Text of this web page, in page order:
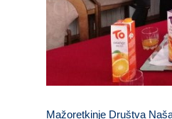
Mažoretkinje Društva